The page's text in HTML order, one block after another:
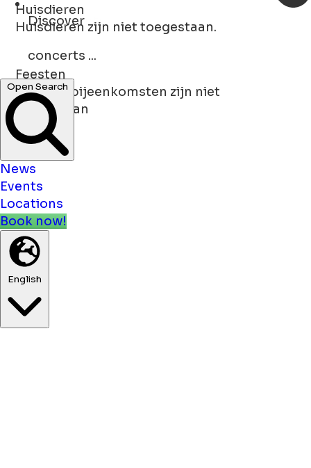
Discover
Open Search
Events
Locations
Book now!
English
Huisdieren
Huisdieren zijn niet toegestaan.
Feesten
Feesten/bijeenkomsten zijn niet
toegestaan